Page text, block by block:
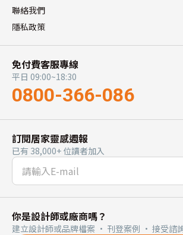
聯絡我們
隱私政策
免付費客服專線
平日 09:00~18:30
0800-366-086
訂閱居家靈感週報
已有 38,000+ 位讀者加入
你是設計師或廠商嗎？
建立設計師或品牌檔案 · 刊登案例 · 接受諮